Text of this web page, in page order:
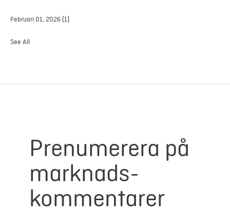
Februari 01, 2026 (1)
See All
Prenumerera på
marknads-
kommentarer